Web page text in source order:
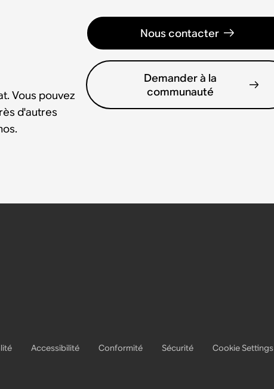
Vous pouvez
d'autres
Nous contacter
Demander à la
communauté
Accessibilité Conformité Sécurité Cookie Settings